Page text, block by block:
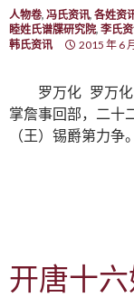
人物卷, 冯氏资讯, 各姓资
睦姓氏谱牒研究院, 李氏
韩氏资讯
2015 年 6
罗万化 罗万
掌詹事回部，二十
（王）锡爵第力
开唐十